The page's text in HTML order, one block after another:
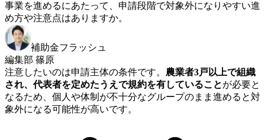
事業を進めるにあたって、申請段階で対象外になりやすい進
め方や注意点はありますか。
補助金フラッシュ
編集部 篠原
注意したいのは申請主体の条件です。 農業者3戸以上で組織
され、代表者を定めたうえで規約を有していることが必要と
なるため、個人や体制が不十分なグループのまま進めると対
象外になる可能性が高いです。